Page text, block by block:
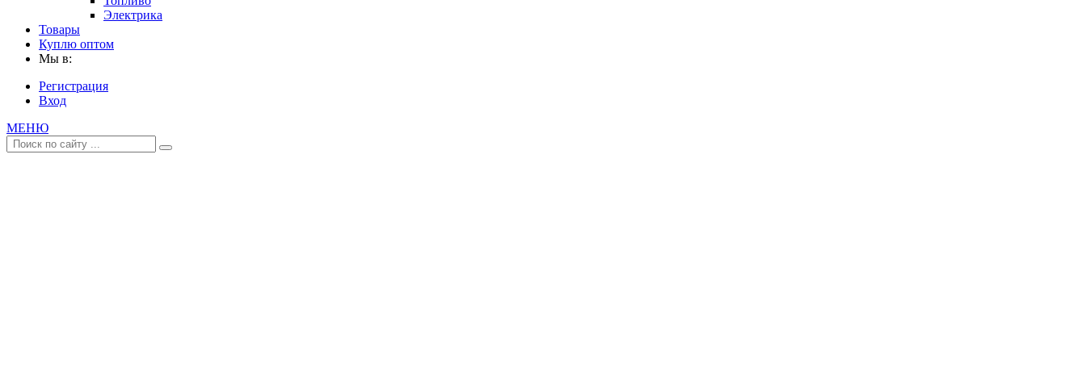
Электрика
Товары
Куплю оптом
Мы в:
Регистрация
Вход
МЕНЮ